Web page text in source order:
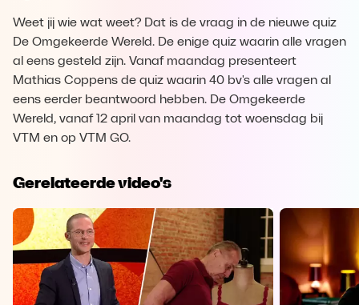
Weet jij wie wat weet? Dat is de vraag in de nieuwe quiz
De Omgekeerde Wereld. De enige quiz waarin alle vragen
al eens gesteld zijn. Vanaf maandag presenteert
Mathias Coppens de quiz waarin 40 bv's alle vragen al
eens eerder beantwoord hebben. De Omgekeerde
Wereld, vanaf 12 april van maandag tot woensdag bij
VTM en op VTM GO.
Gerelateerde video's